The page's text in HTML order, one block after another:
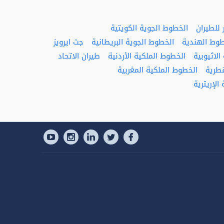
الخطوط الجوية الكويتية
الهندية الخطوط الجوية البريطانية
جت ايرويز
الخطوط الملكية الأردنية
طيران الاتحاد
الخطوط الملكية المغربية